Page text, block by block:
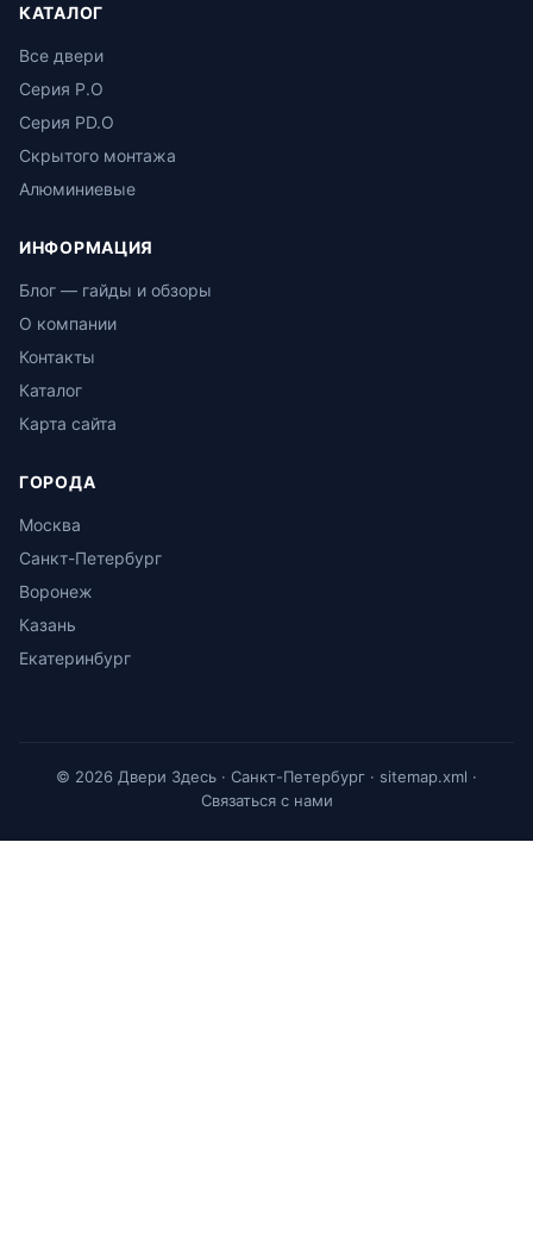
КАТАЛОГ
Все двери
Серия P.O
Серия PD.O
Скрытого монтажа
Алюминиевые
ИНФОРМАЦИЯ
Блог — гайды и обзоры
О компании
Контакты
Каталог
Карта сайта
ГОРОДА
Москва
Санкт-Петербург
Воронеж
Казань
Екатеринбург
© 2026 Двери Здесь · Санкт-Петербург · sitemap.xml ·
Связаться с нами